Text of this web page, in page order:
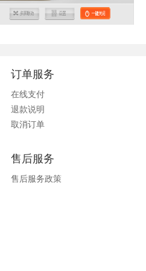
订单服务
在线支付
退款说明
取消订单
售后服务
售后服务政策